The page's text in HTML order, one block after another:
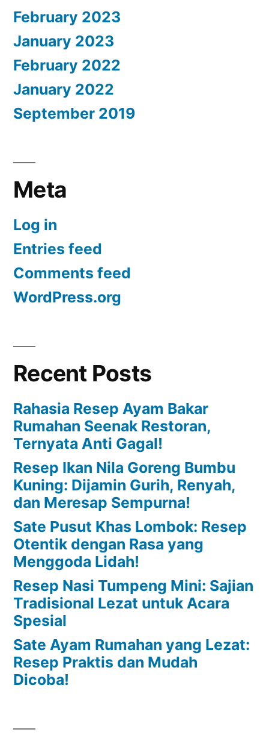
February 2023
January 2023
February 2022
January 2022
September 2019
Meta
Log in
Entries feed
Comments feed
WordPress.org
Recent Posts
Rahasia Resep Ayam Bakar
Rumahan Seenak Restoran,
Ternyata Anti Gagal!
Resep Ikan Nila Goreng Bumbu
Kuning: Dijamin Gurih, Renyah,
dan Meresap Sempurna!
Sate Pusut Khas Lombok: Resep
Otentik dengan Rasa yang
Menggoda Lidah!
Resep Nasi Tumpeng Mini: Sajian
Tradisional Lezat untuk Acara
Spesial
Sate Ayam Rumahan yang Lezat:
Resep Praktis dan Mudah
Dicoba!